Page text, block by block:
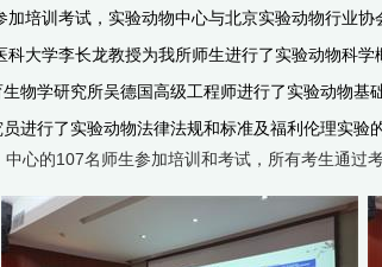
加培训考试，实验动物中心与北京实验动物行业
科大学李长龙教授为我所师生进行了实验动物科
物学研究所吴德国高级工程师进行了实验动物
进行了实验动物法律法规和标准及福利伦理实验的
的107名师生参加培训和考试，所有考生通过考